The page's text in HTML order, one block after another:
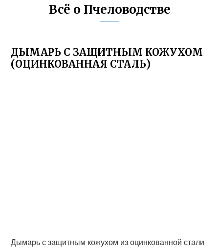
Всё о Пчеловодстве
ДЫМАРЬ С ЗАЩИТНЫМ КОЖУХОМ
(ОЦИНКОВАННАЯ СТАЛЬ)
Дымарь с защитным кожухом из оцинкованной стали